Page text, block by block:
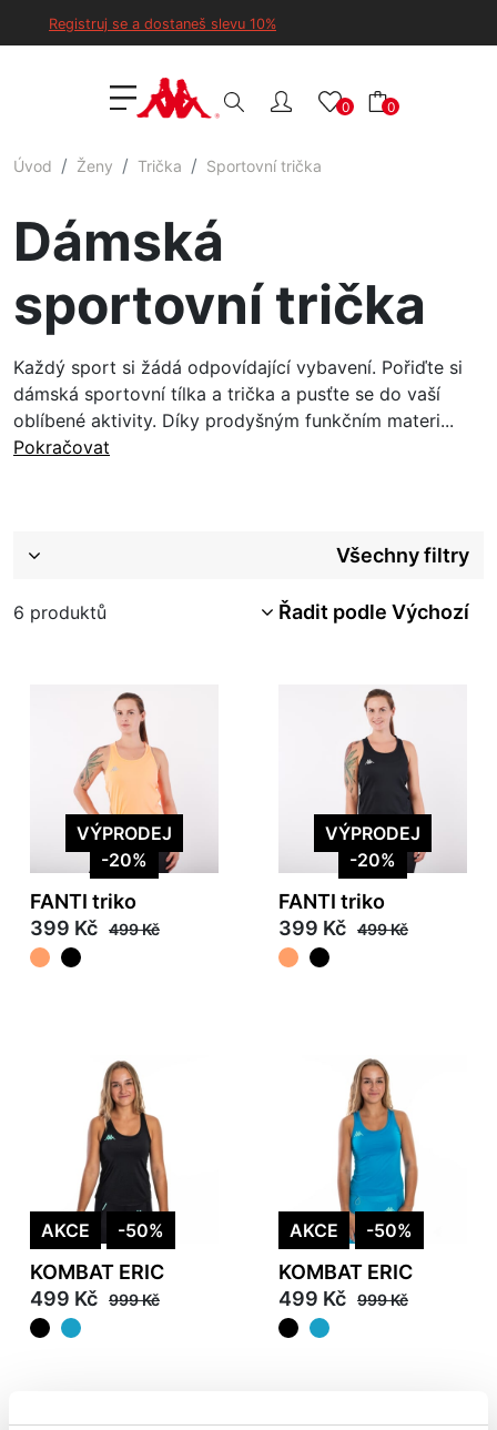
Registruj se a dostaneš slevu 10%
0 0
Úvod Ženy Trička Sportovní trička
Dámská
sportovní trička
Každý sport si žádá odpovídající vybavení. Pořiďte si
dámská sportovní tílka a trička a pusťte se do vaší
oblíbené aktivity. Díky prodyšným funkčním materi...
Pokračovat
Všechny filtry
6 produktů Řadit podle Výchozí
VÝPRODEJ
-20%
FANTI triko
399 Kč 499 Kč
VÝPRODEJ
-20%
FANTI triko
399 Kč 499 Kč
AKCE -50%
KOMBAT ERIC
499 Kč 999 Kč
AKCE -50%
KOMBAT ERIC
499 Kč 999 Kč